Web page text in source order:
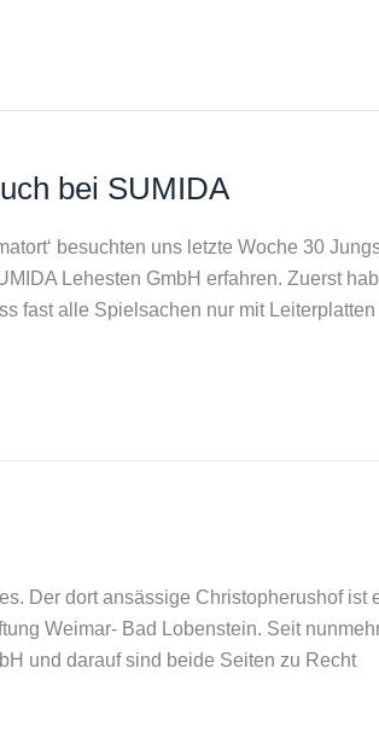
bei SUMIDA
besuchten uns letzte Woche 30
Lehesten GmbH erfahren. Zuerst
fast alle Spielsachen nur mit
Der dort ansässige Christopherushof ist
Weimar- Bad Lobenstein. Seit
und darauf sind beide Seiten zu Recht